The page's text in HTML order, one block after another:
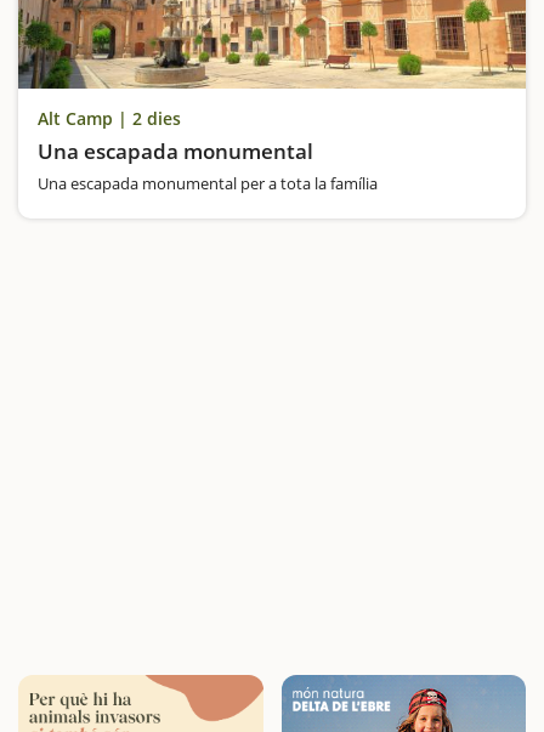
Alt Camp | 2 dies
Una escapada monumental
Una escapada monumental per a tota la família